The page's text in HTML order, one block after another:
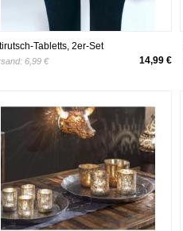
Tabletts, 2er-Set
6,99 € 14,99 €